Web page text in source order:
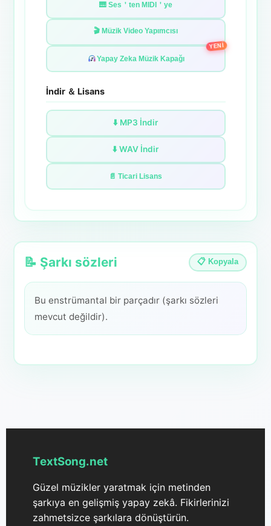
🎹 Ses＇ten MIDI＇ye
🎬 Müzik Video Yapımcısı
Yapay Zeka Müzik Kapağı
YENİ
İndir ＆ Lisans
⬇️ MP3 İndir
⬇️ WAV İndir
📄 Ticari Lisans
📝 Şarkı sözleri 📋 Kopyala
Bu enstrümantal bir parçadır (şarkı sözleri
mevcut değildir).
TextSong.net
Güzel müzikler yaratmak için metinden
şarkıya en gelişmiş yapay zekâ. Fikirlerinizi
zahmetsizce şarkılara dönüştürün.